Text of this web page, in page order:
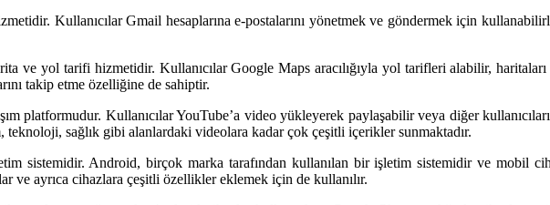
Kullanıcılar Gmail hesaplarına e-postalarını yönetmek ve göndermek için
ve yol tarifi hizmetidir. Kullanıcılar Google Maps aracılığıyla yol tarifleri alabilir,
takip etme özelliğine de sahiptir.
platformudur. Kullanıcılar YouTube’a video yükleyerek paylaşabilir veya diğer
sağlık gibi alanlardaki videolara kadar çok çeşitli içerikler sunmaktadır.
sistemidir. Android, birçok marka tarafından kullanılan bir işletim sistemidir ve mobil
ve ayrıca cihazlara çeşitli özellikler eklemek için de kullanılır.